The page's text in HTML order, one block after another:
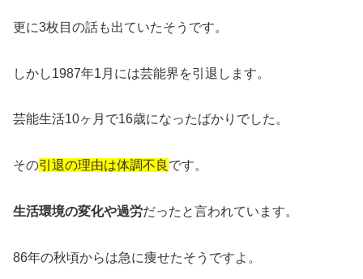
更に3枚目の話も出ていたそうです。
しかし1987年1月には芸能界を引退します。
芸能生活10ヶ月で16歳になったばかりでした。
その引退の理由は体調不良 です。
生活環境の変化や過労だったと言われています。
86年の秋頃からは急に痩せたそうですよ。